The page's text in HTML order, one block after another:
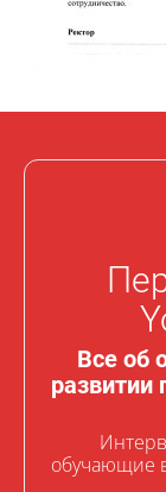
Все об
развитии
обучающие